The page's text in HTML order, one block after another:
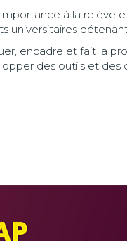
à la
encadre et fait la
des outils et des